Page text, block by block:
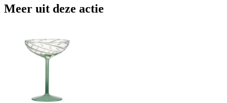
Meer uit deze actie